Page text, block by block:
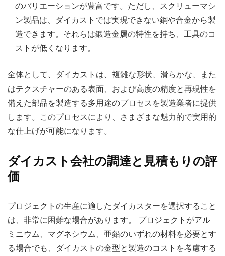
のバリエーションが豊富です。ただし、スクリューマシ
ン製品は、ダイカストでは実現できない鋼や合金から製
造できます。それらは鍛造金属の特性を持ち、工具のコ
ストが低くなります。
全体として、ダイカストは、複雑な形状、滑らかな、また
はテクスチャーのある表面、および高度の精度と再現性を
備えた部品を製造する多用途のプロセスを製造業者に提供
します。このプロセスにより、さまざまな魅力的で実用的
な仕上げが可能になります。
ダイカスト会社の調達と見積もりの評
価
プロジェクトの生産に適したダイカスターを選択すること
は、非常に困難な場合があります。 プロジェクトがアル
ミニウム、マグネシウム、亜鉛のいずれの材料を必要とす
る場合でも、ダイカストの金型と製造のコストを考慮する